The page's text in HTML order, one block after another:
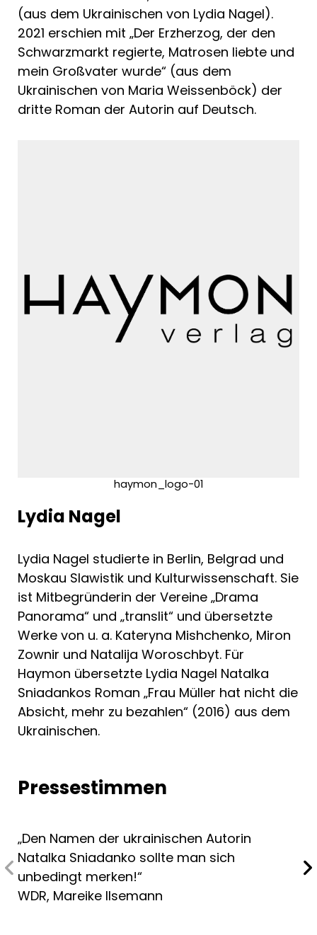
(aus dem Ukrainischen von Lydia Nagel).
2021 erschien mit „Der Erzherzog, der den
Schwarzmarkt regierte, Matrosen liebte und
mein Großvater wurde“ (aus dem
Ukrainischen von Maria Weissenböck) der
dritte Roman der Autorin auf Deutsch.
haymon_logo-01
Lydia Nagel
Lydia Nagel studierte in Berlin, Belgrad und
Moskau Slawistik und Kulturwissenschaft. Sie
ist Mitbegründerin der Vereine „Drama
Panorama“ und „translit“ und übersetzte
Werke von u. a. Kateryna Mishchenko, Miron
Zownir und Natalija Woroschbyt. Für
Haymon übersetzte Lydia Nagel Natalka
Sniadankos Roman „Frau Müller hat nicht die
Absicht, mehr zu bezahlen“ (2016) aus dem
Ukrainischen.
Pressestimmen
„Den Namen der ukrainischen Autorin
Natalka Sniadanko sollte man sich
unbedingt merken!“
WDR, Mareike Ilsemann